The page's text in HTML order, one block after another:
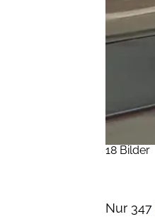
18 Bilder
Nur 347